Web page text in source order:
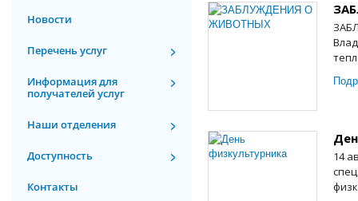
Новости
Перечень услуг
Информация для
получателей услуг
Наши отделения
Доступность
Контакты
14